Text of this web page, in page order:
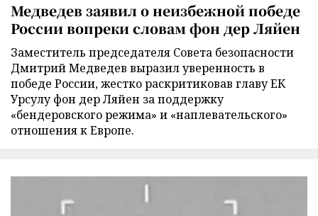
Медведев заявил о неизбежной победе
России вопреки словам фон дер Ляйен
Заместитель председателя Совета безопасности
Дмитрий Медведев выразил уверенность в
победе России, жестко раскритиковав главу ЕК
Урсулу фон дер Ляйен за поддержку
«бендеровского режима» и «наплевательского»
отношения к Европе.